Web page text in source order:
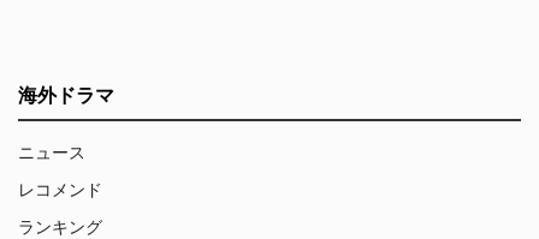
海外ドラマ
ニュース
レコメンド
ランキング